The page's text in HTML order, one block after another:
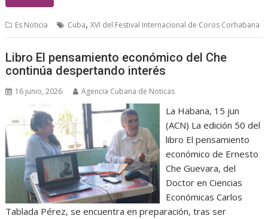
Es Noticia Cuba,XVI del Festival Internacional de Coros Corhabana
Libro El pensamiento económico del Che
continúa despertando interés
16 junio, 2026 Agencia Cubana de Noticas
La Habana, 15 jun
(ACN) La edición 50 del
libro El pensamiento
económico de Ernesto
Che Guevara, del
Doctor en Ciencias
Económicas Carlos
Tablada Pérez, se encuentra en preparación, tras ser